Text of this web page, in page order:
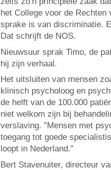
het College voor de
sprake is van discriminatie.
Dat schrijft de NOS.
Nieuwsuur sprak Timo, de
hij zijn verhaal.
Het uitsluiten van mensen
klinisch psycholoog en
de helft van de 100.000
niet welkom zijn bij
verslaving. ”Mensen met
toegang tot goede
loopt in Nederland.”
Bert Stavenuiter, directeur